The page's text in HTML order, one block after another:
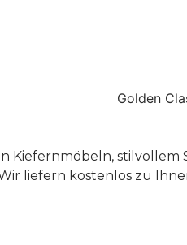
Kiefernmöbeln,
liefern kostenlos zu